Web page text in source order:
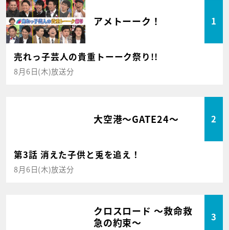
アメトーーク！ 1
売れっ子芸人の貴重トーーク祭り!!
8月6日(木)放送分
大空港～GATE24～ 2
第3話 消えた子供と兎を追え！
8月6日(木)放送分
クロスロード ～救命救
急の約束～
3